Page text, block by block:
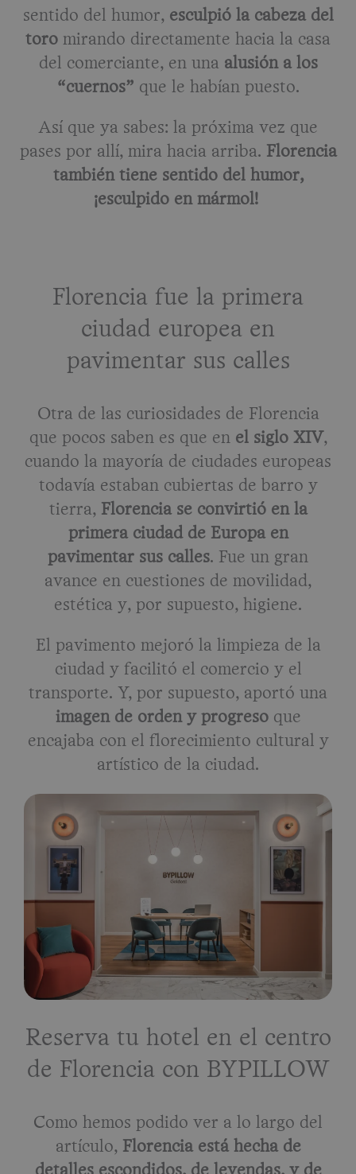
sentido del humor, esculpió la cabeza del
toro mirando directamente hacia la casa
del comerciante, en una alusión a los
“cuernos” que le habían puesto.
Así que ya sabes: la próxima vez que
pases por allí, mira hacia arriba. Florencia
también tiene sentido del humor,
¡esculpido en mármol!
Florencia fue la primera
ciudad europea en
pavimentar sus calles
Otra de las curiosidades de Florencia
que pocos saben es que en el siglo XIV,
cuando la mayoría de ciudades europeas
todavía estaban cubiertas de barro y
tierra, Florencia se convirtió en la
primera ciudad de Europa en
pavimentar sus calles. Fue un gran
avance en cuestiones de movilidad,
estética y, por supuesto, higiene.
El pavimento mejoró la limpieza de la
ciudad y facilitó el comercio y el
transporte. Y, por supuesto, aportó una
imagen de orden y progreso que
encajaba con el florecimiento cultural y
artístico de la ciudad.
Reserva tu hotel en el centro
de Florencia con BYPILLOW
Como hemos podido ver a lo largo del
artículo, Florencia está hecha de
detalles escondidos, de leyendas, y de